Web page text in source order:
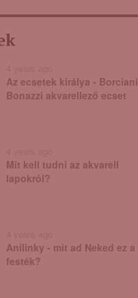
Az ecsetek királya - Borciani
Bonazzi akvarellező ecset
Mit kell tudni az akvarell
lapokról?
Anilinky - mit ad Neked ez a
festék?